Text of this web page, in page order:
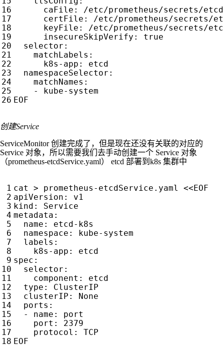
caFile :
/etc/prometheus/secrets/
certFile :
/etc/prometheus/secrets/
keyFile :
/etc/prometheus/secrets/
insecureSkipVerify :
true
selector :
matchLabels :
k8s-app :
etcd
namespaceSelector :
matchNames :
-
kube-system
EOF
创建Service
ServiceMonitor 创建完成了，但是现在还没有关联的对应的
Service 对象，所以需要我们去手动创建一个 Service 对象
（prometheus-etcdService.yaml） etcd 部署到k8s 集群中
cat > prometheus-etcdService.yaml <<EOF
apiVersion :
v1
kind :
Service
metadata :
name :
etcd-k8s
namespace :
kube-system
labels :
k8s-app :
etcd
spec :
selector :
component :
etcd
type :
ClusterIP
clusterIP :
None
ports :
- name :
port
port :
2379
protocol :
TCP
EOF